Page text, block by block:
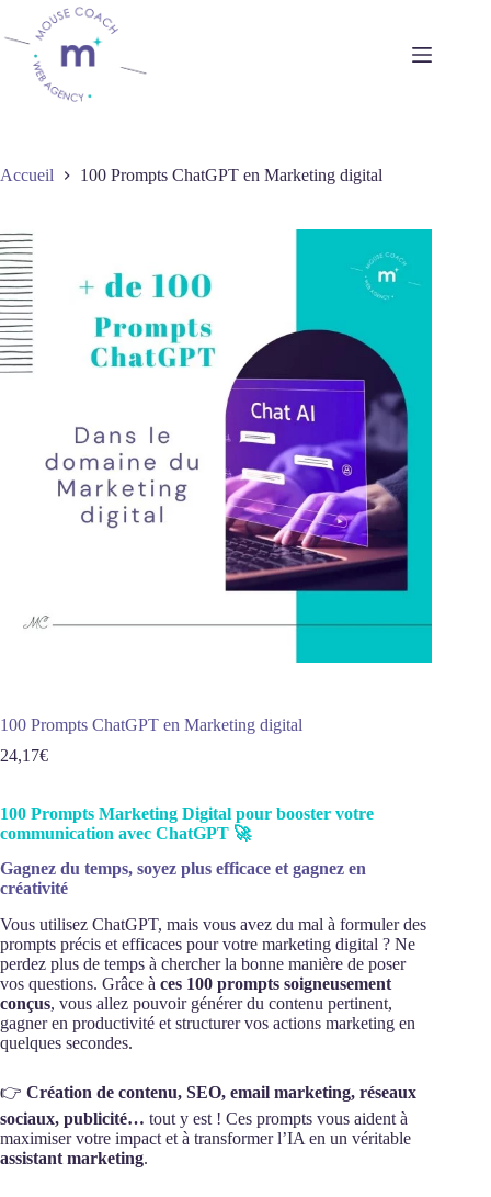
contenu
Accueil 100 Prompts ChatGPT en Marketing digital
100 Prompts ChatGPT en Marketing digital
24,17€
100 Prompts Marketing Digital pour booster votre
communication avec ChatGPT 🚀
Gagnez du temps, soyez plus efficace et gagnez en
créativité
Vous utilisez ChatGPT, mais vous avez du mal à formuler des
prompts précis et efficaces pour votre marketing digital ? Ne
perdez plus de temps à chercher la bonne manière de poser
vos questions. Grâce à ces 100 prompts soigneusement
conçus, vous allez pouvoir générer du contenu pertinent,
gagner en productivité et structurer vos actions marketing en
quelques secondes.
👉 Création de contenu, SEO, email marketing, réseaux
sociaux, publicité… tout y est ! Ces prompts vous aident à
maximiser votre impact et à transformer l’IA en un véritable
assistant marketing.